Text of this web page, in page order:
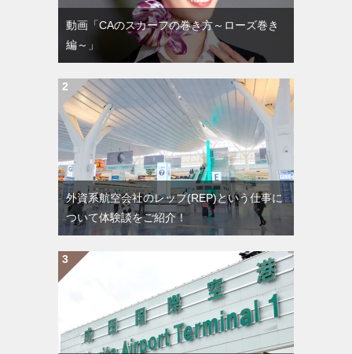
動画「CAのスカーフの巻き方～ローズ巻き
編～」
外資系航空会社のレップ(REP)という仕事に
ついて体験談をご紹介！